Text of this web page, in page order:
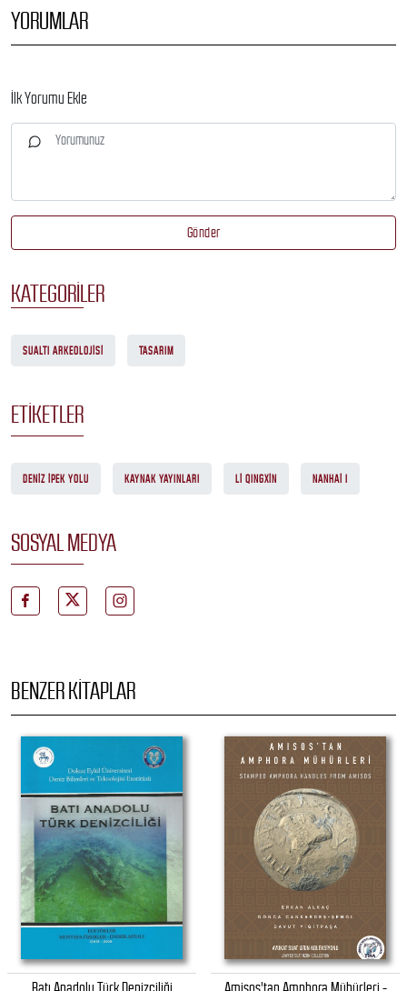
YORUMLAR
İlk Yorumu Ekle
Gönder
KATEGORILER
SUALTI ARKEOLOJISI TASARIM
ETIKETLER
DENIZ İPEK YOLU KAYNAK YAYINLARI LI QINGXIN NANHAI I
SOSYAL MEDYA
BENZER KITAPLAR